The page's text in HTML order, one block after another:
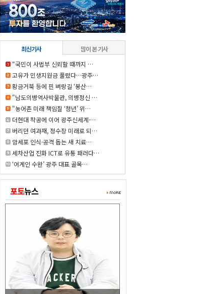
최신기사
많이 본 기사
“국민이 사법부 신뢰할 때까지 …
고유가 민생지원금 풀렸다…광주…
황금거북 등에 핀 벼랑길 ‘봉산…
"남도의병역사박물관, 의병정신 …
"농어촌 미래 책임질 ‘청년’ 위…
더현대 착공에 이어 광주신세계·…
버리던 여과재, 정수장 미래로 되…
암세포 인식·공격 돕는 새 치료…
세차산업 진화 ICT로 유통 패러다…
‘어게인 수완’ 광주 대표 골목…
포토뉴스